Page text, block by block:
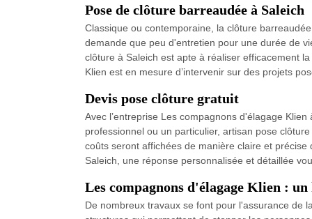
Pose de clôture barreaudée à Saleich
Classique ou contemporaine, la clôture
demande que peu d'entretien pour une durée de
clôture à Saleich est apte à réaliser efficacement
Klien est en mesure d’intervenir sur des projets
Devis pose clôture gratuit
Avec l’entreprise Les compagnons d'élagage
professionnel ou un particulier, artisan pose
coûts seront affichées de manière claire et
Saleich, une réponse personnalisée et détaillée
Les compagnons d'élagage Klien :
De nombreux travaux se font pour l'assurance de